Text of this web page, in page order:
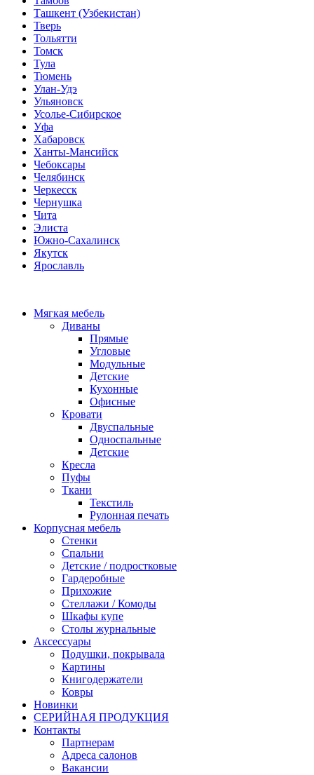
Ташкент (Узбекистан)
Тверь
Тольятти
Томск
Тула
Тюмень
Улан-Удэ
Ульяновск
Усолье-Сибирское
Уфа
Хабаровск
Ханты-Мансийск
Чебоксары
Челябинск
Черкесск
Чернушка
Чита
Элиста
Южно-Сахалинск
Якутск
Ярославль
Мягкая мебель
Диваны
Прямые
Угловые
Модульные
Детские
Кухонные
Офисные
Кровати
Двуспальные
Односпальные
Детские
Кресла
Пуфы
Ткани
Текстиль
Рулонная печать
Корпусная мебель
Стенки
Спальни
Детские / подростковые
Гардеробные
Прихожие
Стеллажи / Комоды
Шкафы купе
Столы журнальные
Аксессуары
Подушки, покрывала
Картины
Книгодержатели
Ковры
Новинки
СЕРИЙНАЯ ПРОДУКЦИЯ
Контакты
Партнерам
Адреса салонов
Вакансии